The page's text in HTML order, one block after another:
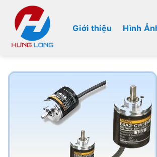
dung
Giới thiệu Hình